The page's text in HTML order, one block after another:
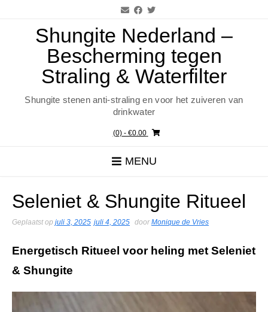
Shungite Nederland –
Bescherming tegen
Straling & Waterfilter
Shungite stenen anti-straling en voor het zuiveren van
drinkwater
(0)- €0.00
MENU
Seleniet & Shungite Ritueel
Geplaatst op juli 3, 2025 juli 4, 2025 door Monique de Vries
Energetisch Ritueel voor heling met Seleniet
& Shungite